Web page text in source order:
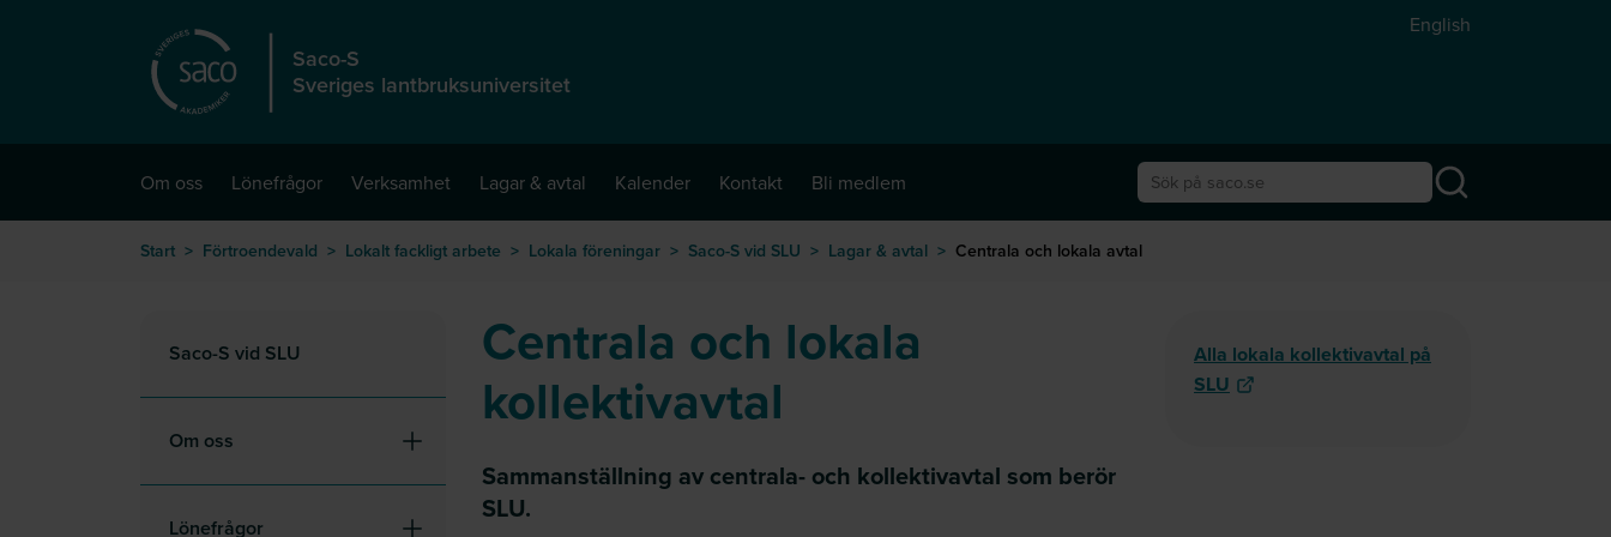
Saco-S
Sveriges lantbruksuniversitet
English
Om oss Lönefrågor Verksamhet Lagar & avtal Kalender Kontakt
Bli medlem
Start > Förtroendevald > Lokalt fackligt arbete > Lokala föreningar > Saco-S vid SLU > Lagar & avtal > Centrala och lokala avtal
Saco-S vid SLU
Om oss
Lönefrågor
Centrala och lokala
kollektivavtal
Sammanställning av centrala- och kollektivavtal som berör
SLU.
Alla lokala kollektivavtal på
SLU